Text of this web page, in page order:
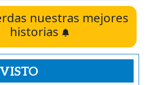
nuestras mejores
historias